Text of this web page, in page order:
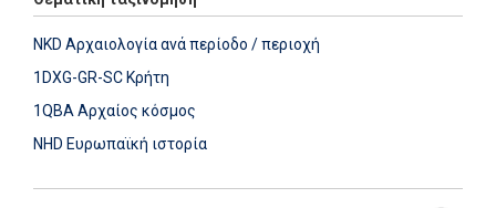
NKD Αρχαιολογία ανά περίοδο / περιοχή
1DXG-GR-SC Κρήτη
1QBA Αρχαίος κόσμος
NHD Ευρωπαϊκή ιστορία